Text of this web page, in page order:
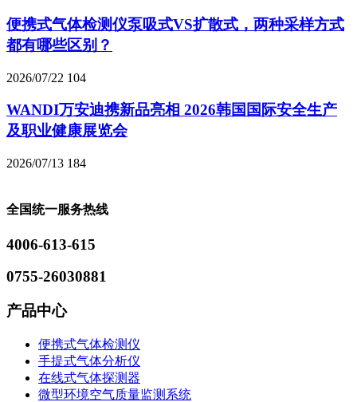
便携式气体检测仪泵吸式VS扩散式，两种采样方式
都有哪些区别？
2026/07/22 104
WANDI万安迪携新品亮相 2026韩国国际安全生产
及职业健康展览会
2026/07/13 184
全国统一服务热线
4006-613-615
0755-26030881
产品中心
便携式气体检测仪
手提式气体分析仪
在线式气体探测器
微型环境空气质量监测系统